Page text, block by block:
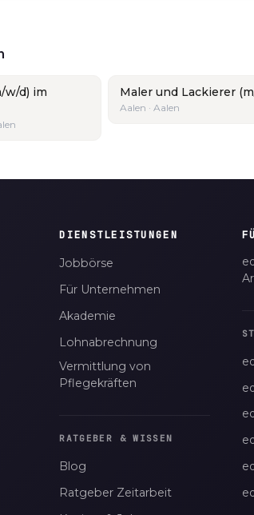
w/d) im
Maler und Lackierer
Aalen · Aalen
DIENSTLEISTUNGEN
Jobbörse
Für Unternehmen
Akademie
Lohnabrechnung
Vermittlung von
Pflegekräften
RATGEBER & WISSEN
Blog
Ratgeber Zeitarbeit